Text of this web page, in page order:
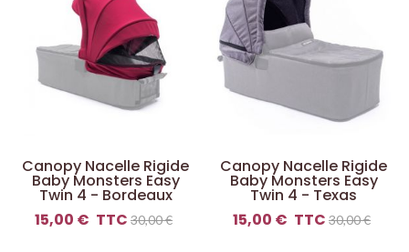
Canopy Nacelle Rigide
Baby Monsters Easy
Twin 4 - Bordeaux
15,00 € TTC 30,00 €
Canopy Nacelle Rigide
Baby Monsters Easy
Twin 4 - Texas
15,00 € TTC 30,00 €